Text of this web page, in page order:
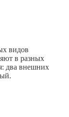
видов
в разных
два внешних